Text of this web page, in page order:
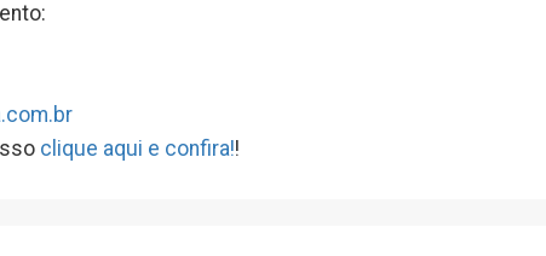
clique aqui e confira!!